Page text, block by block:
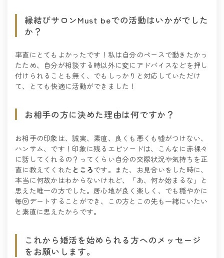
縁結びサロンMust beでの活動はいかがでした
か？
率直にとてもよかったです！私は自分のペースで動きたかっ
たため、自分が相談する時以外に変にアドバイスなどを押し
付けられることも無く、でもしっかりと対応していただけ
て、とても快適に活動ができました！
お相手の方に決めた理由は何ですか？
お相手の印象は、誠実、素直、良くも悪くも嘘がつけない、
ハンサム、です！印象に残るエピソードは、こんなに赤裸々
に話してくれるの？ってくらい自分の交際状況や気持ちを正
直に教えてくれた ところです。また、お見合いをした時に、
本当に何故かはわからないけれど、「あ、何か始まるな」と
思えた唯一の方でした。居心地が良く楽しく、でも穏やかに
毎回デートすることができ、この方とこの先も一緒にいたい
と素直に思えたからです。
これから婚活を始められる方へのメッセージ
をお願いします。